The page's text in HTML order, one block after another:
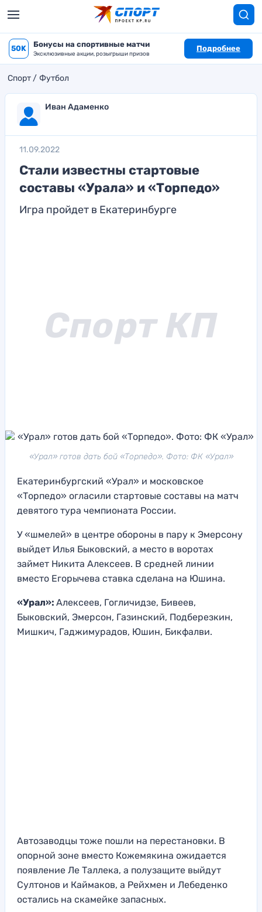
50K Бонусы на спортивные матчи
Эксклюзивные акции, розыгрыши призов
Подробнее
Спорт Футбол
Иван Адаменко
11.09.2022
Стали известны стартовые
составы «Урала» и «Торпедо»
Игра пройдет в Екатеринбурге
«Урал» готов дать бой «Торпедо». Фото: ФК «Урал»
Екатеринбургский «Урал» и московское
«Торпедо» огласили стартовые составы на матч
девятого тура чемпионата России.
У «шмелей» в центре обороны в пару к Эмерсону
выйдет Илья Быковский, а место в воротах
займет Никита Алексеев. В средней линии
вместо Егорычева ставка сделана на Юшина.
«Урал»: Алексеев, Гогличидзе, Бивеев,
Быковский, Эмерсон, Газинский, Подберезкин,
Мишкич, Гаджимурадов, Юшин, Бикфалви.
Автозаводцы тоже пошли на перестановки. В
опорной зоне вместо Кожемякина ожидается
появление Ле Таллека, а полузащите выйдут
Султонов и Каймаков, а Рейхмен и Лебеденко
остались на скамейке запасных.